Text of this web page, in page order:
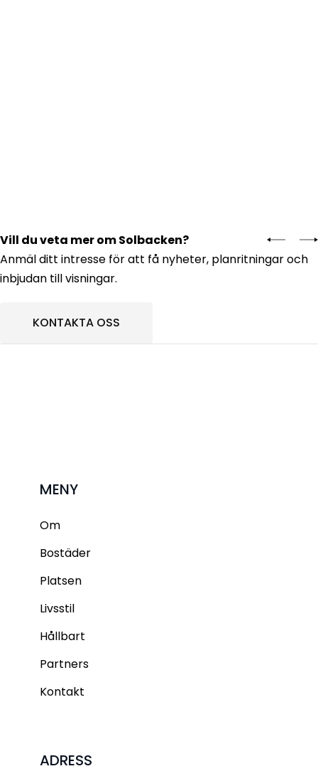
Vill du veta mer om Solbacken?
Anmäl ditt intresse för att få nyheter, planritningar och
inbjudan till visningar.
KONTAKTA OSS
MENY
Om
Bostäder
Platsen
Livsstil
Hållbart
Partners
Kontakt
ADRESS